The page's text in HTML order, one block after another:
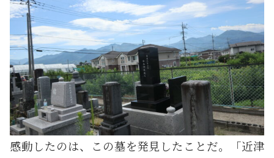
感動したのは、この墓を発見したことだ。「近津